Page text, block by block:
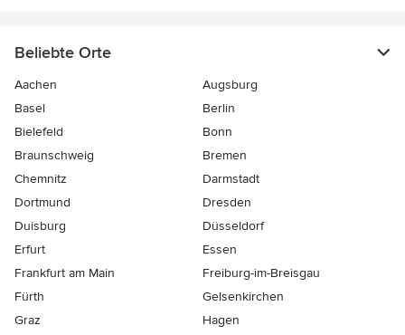
Beliebte Orte
Aachen
Augsburg
Basel
Berlin
Bielefeld
Bonn
Braunschweig
Bremen
Chemnitz
Darmstadt
Dortmund
Dresden
Duisburg
Düsseldorf
Erfurt
Essen
Frankfurt am Main
Freiburg-im-Breisgau
Fürth
Gelsenkirchen
Graz
Hagen